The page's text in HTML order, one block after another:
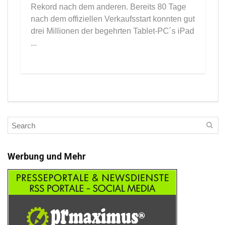
Rekord nach dem anderen. Bereits 80 Tage
nach dem offiziellen Verkaufsstart konnten gut
drei Millionen der begehrten Tablet-PC´s iPad
...
Werbung und Mehr